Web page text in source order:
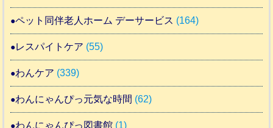
ペット同伴老人ホーム デーサービス (164)
レスパイトケア (55)
わんケア (339)
わんにゃんぴっ元気な時間 (62)
わんにゃんぴっ図書館 (1)